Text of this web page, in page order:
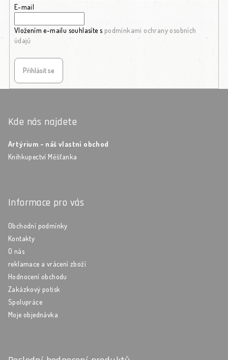
E-mail
Vložením e-mailu souhlasíte s podmínkami ochrany osobních
údajů
Přihlásit se
Kde nás najdete
Artýrium - náš vlastní obchod
Knihkupectví Měšťanka
Informace pro vás
Obchodní podmínky
Kontakty
O nás
reklamace a vrácení zboží
Hodnocení obchodu
Zakázkový potisk
Spolupráce
Moje objednávka